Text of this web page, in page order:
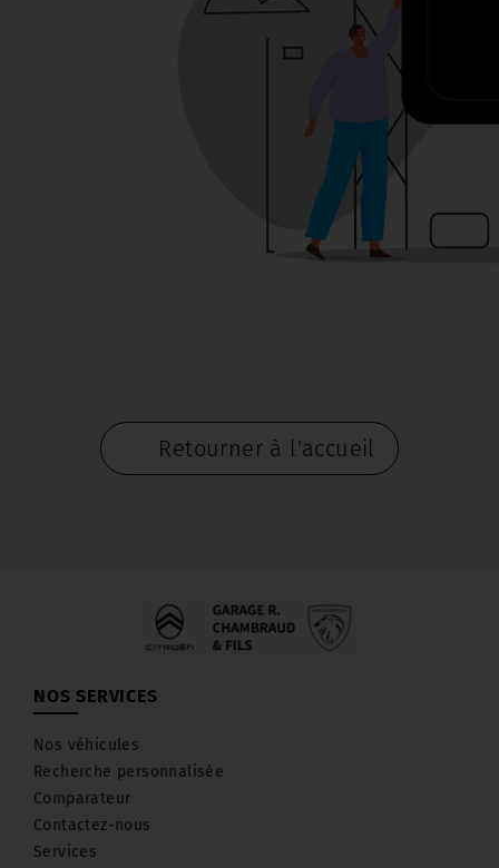
Retourner à l'accueil
NOS SERVICES
Nos véhicules
Recherche personnalisée
Comparateur
Contactez-nous
Services